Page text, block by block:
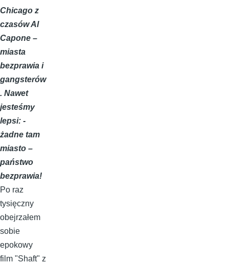
Chicago z
czasów Al
Capone –
miasta
bezprawia i
gangsterów
. Nawet
jesteśmy
lepsi: -
żadne tam
miasto –
państwo
bezprawia!
Po raz
tysięczny
obejrzałem
sobie
epokowy
film "Shaft" z